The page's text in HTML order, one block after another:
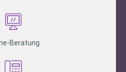
Beratung